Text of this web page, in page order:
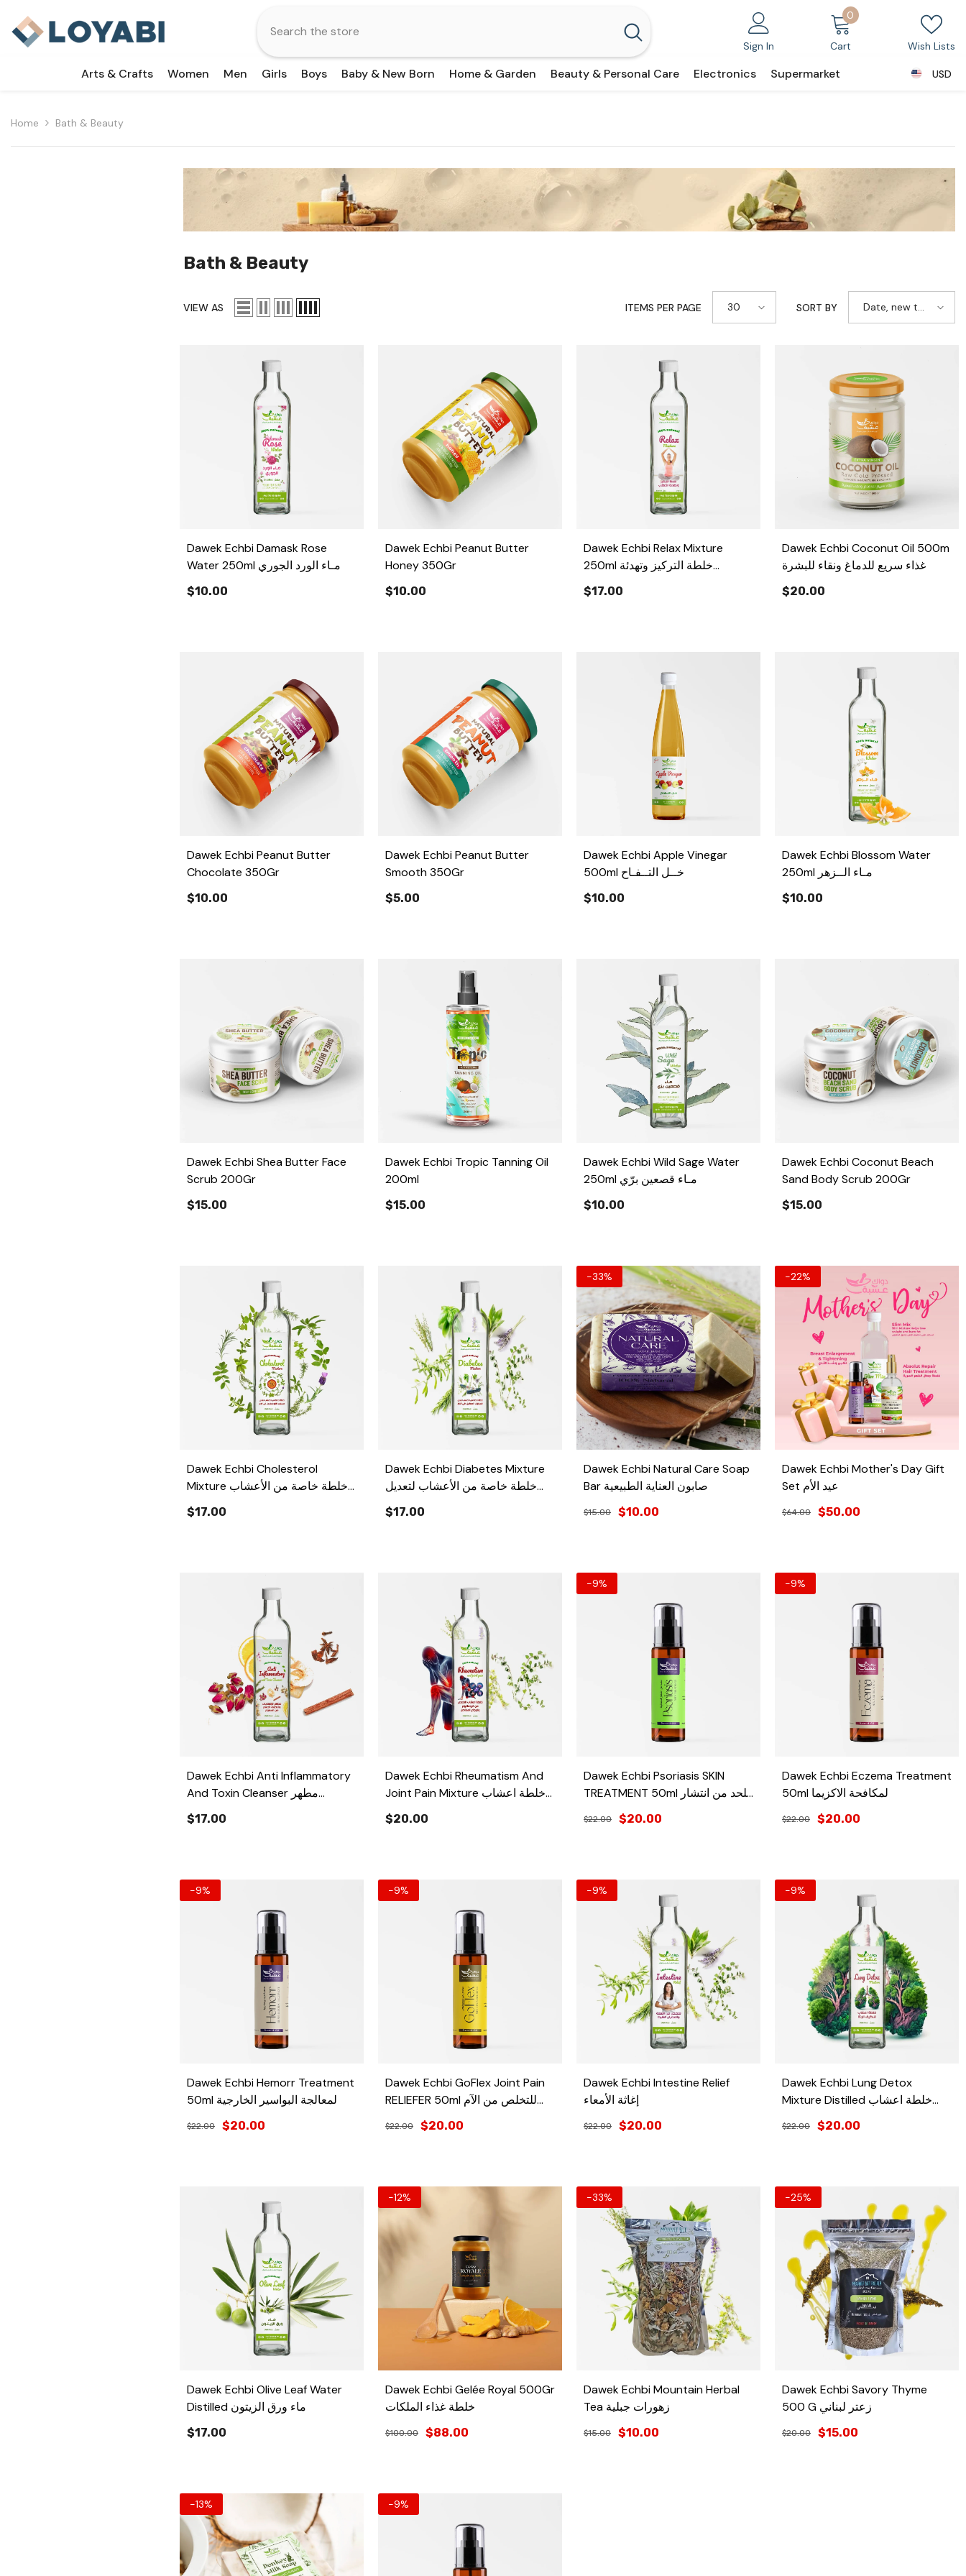
Sign In Cart
0 0
Wish Lists
Arts & Crafts Women Men Girls Boys Baby & New Born Home & Garden Beauty & Personal Care Electronics Supermarket
USD
Home Bath & Beauty
Bath & Beauty
VIEW AS ITEMS PER PAGE 30 SORT BY
Date, new to
old
Dawek Echbi Damask Rose
Water 250ml مـاء الورد الجوري
$10.00
Dawek Echbi Peanut Butter
Honey 350Gr
$10.00
Dawek Echbi Relax Mixture
250ml خلطة التركيز وتهدئة
الأعصاب
$17.00
Dawek Echbi Coconut Oil 500m
غذاء سريع للدماغ ونقاء للبشرة
$20.00
Dawek Echbi Peanut Butter
Chocolate 350Gr
$10.00
Dawek Echbi Peanut Butter
Smooth 350Gr
$5.00
Dawek Echbi Apple Vinegar
500ml خــل التــفـاح
$10.00
Dawek Echbi Blossom Water
250ml مـاء الــزهر
$10.00
Dawek Echbi Shea Butter Face
Scrub 200Gr
$15.00
Dawek Echbi Tropic Tanning Oil
200ml
$15.00
Dawek Echbi Wild Sage Water
250ml مـاء قصعين برّي
$10.00
Dawek Echbi Coconut Beach
Sand Body Scrub 200Gr
$15.00
Dawek Echbi Cholesterol
Mixture خلطة خاصة من الأعشاب
لتعديل مستوى الكولسترول في الدم
$17.00
Dawek Echbi Diabetes Mixture
خلطة خاصة من الأعشاب لتعديل
مستوى السكري في الدم
$17.00
-33%
Dawek Echbi Natural Care Soap
Bar صابون العناية الطبيعية
$15.00 $10.00
-22%
Dawek Echbi Mother's Day Gift
Set عيد الأم
$64.00 $50.00
Dawek Echbi Anti Inflammatory
And Toxin Cleanser مطهر
للإلتهابات وتنظيف الجسم من
السموم
$17.00
Dawek Echbi Rheumatism And
Joint Pain Mixture خلطة اعشاب
للتخلص من
الروماتيزم و اوجاع المفاصل
$20.00
-9%
Dawek Echbi Psoriasis SKIN
TREATMENT 50ml للحد من انتشار
$22.00 $20.00
-9%
Dawek Echbi Eczema Treatment
50ml لمكافحة الاكزيما
$22.00 $20.00
-9%
Dawek Echbi Hemorr Treatment
50ml لمعالجة البواسير الخارجية
$22.00 $20.00
-9%
Dawek Echbi GoFlex Joint Pain
RELIEFER 50ml للتخلص من الآم
المفاصل
$22.00 $20.00
-9%
Dawek Echbi Intestine Relief
إغاثة الأمعاء
$22.00 $20.00
-9%
Dawek Echbi Lung Detox
Mixture Distilled خلطة اعشاب
لتنظيف الرئة
$22.00 $20.00
Dawek Echbi Olive Leaf Water
Distilled ماء ورق الزيتون
$17.00
-12%
Dawek Echbi Gelée Royal 500Gr
خلطة غذاء الملكات
$100.00 $88.00
-33%
Dawek Echbi Mountain Herbal
Tea زهورات جبلية
$15.00 $10.00
-25%
Dawek Echbi Savory Thyme
500 G زعتر لبناني
$20.00 $15.00
-13% -9%